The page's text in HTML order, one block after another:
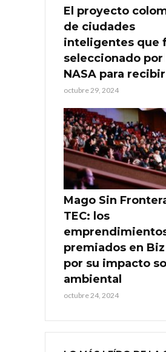
El proyecto
de ciudades
inteligentes que
seleccionado por
NASA para
octubre 29, 2024
Mago Sin
TEC: los
premiados en
por su impacto
ambiental
octubre 24, 2024